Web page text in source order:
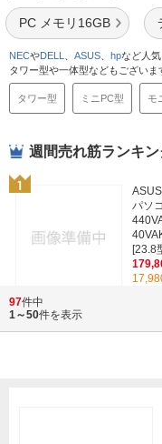
PC メモリ16GB
NECやDELL ASUS hpなど人
タワー型や一体型などもございま
タワー型 ミニPC型 モ
週間売れ筋ランキン
パソ
[23.8
97件中
1～50件を表示